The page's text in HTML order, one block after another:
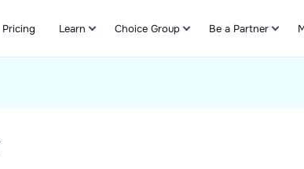
Pricing Learn Choice Group Be a Partner